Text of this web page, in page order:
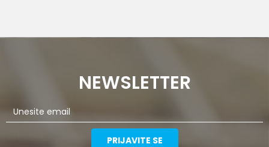
NEWSLETTER
PRIJAVITE SE